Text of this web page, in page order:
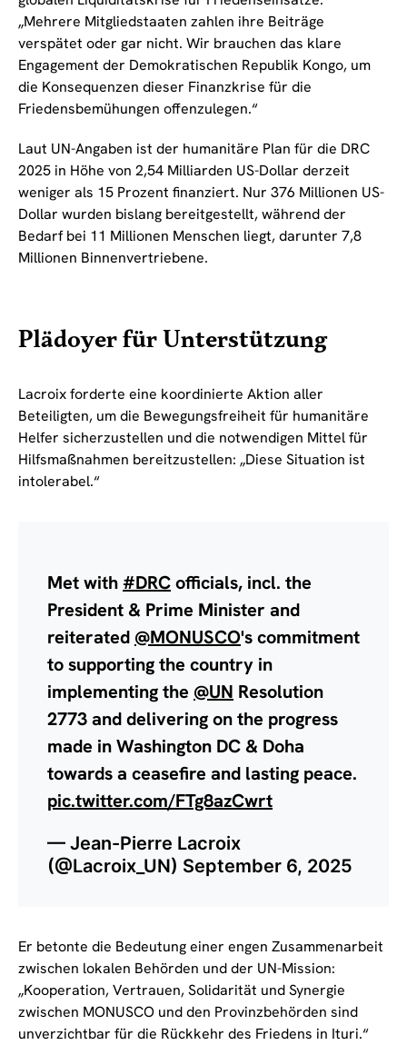
„Mehrere Mitgliedstaaten zahlen ihre Beiträge
verspätet oder gar nicht. Wir brauchen das klare
Engagement der Demokratischen Republik Kongo, um
die Konsequenzen dieser Finanzkrise für die
Friedensbemühungen offenzulegen.“
Laut UN-Angaben ist der humanitäre Plan für die DRC
2025 in Höhe von 2,54 Milliarden US-Dollar derzeit
weniger als 15 Prozent finanziert. Nur 376 Millionen US-
Dollar wurden bislang bereitgestellt, während der
Bedarf bei 11 Millionen Menschen liegt, darunter 7,8
Millionen Binnenvertriebene.
Plädoyer für Unterstützung
Lacroix forderte eine koordinierte Aktion aller
Beteiligten, um die Bewegungsfreiheit für humanitäre
Helfer sicherzustellen und die notwendigen Mittel für
Hilfsmaßnahmen bereitzustellen: „Diese Situation ist
intolerabel.“
Met with #DRCofficials, incl. the
President & Prime Minister and
reiterated @MONUSCO's commitment
to supporting the country in
implementing the @UN Resolution
2773 and delivering on the progress
made in Washington DC & Doha
towards a ceasefire and lasting peace.
pic.twitter.com/FTg8azCwrt
— Jean-Pierre Lacroix
(@Lacroix_UN) September 6, 2025
Er betonte die Bedeutung einer engen Zusammenarbeit
zwischen lokalen Behörden und der UN-Mission:
„Kooperation, Vertrauen, Solidarität und Synergie
zwischen MONUSCO und den Provinzbehörden sind
unverzichtbar für die Rückkehr des Friedens in Ituri.“